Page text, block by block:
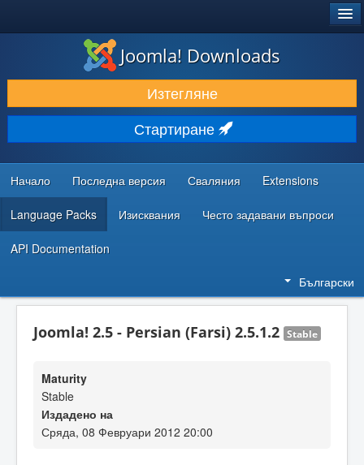
ИЗТЕГЛЯНЕ & РАЗШИРЯВАНЕ
ОТКРИВАЙТЕ & УЧЕТЕ
ОБЩНОСТ & ПОДДРЪЖКА
РЕСУРСИ ЗА РАЗРАБОТКА
Joomla! Downloads
Изтегляне
Стартиране
Начало Последна версия Сваляния Extensions
Language Packs Изисквания Често задавани въпроси
API Documentation
Български
Joomla! 2.5 - Persian (Farsi) 2.5.1.2 Stable
Maturity
Stable
Издадено на
Сряда, 08 Февруари 2012 20:00